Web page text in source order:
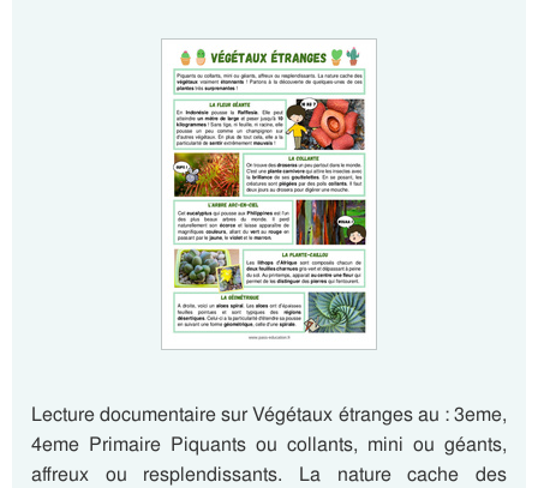
Lecture documentaire sur Végétaux étranges au : 3eme,
4eme Primaire Piquants ou collants, mini ou géants,
affreux ou resplendissants. La nature cache des